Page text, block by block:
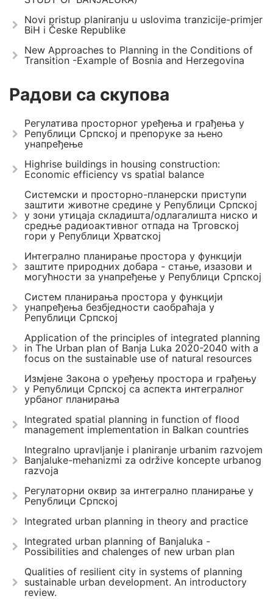
Novi pristup planiranju u uslovima tranzicije-primjer
BiH i Česke Republike
New Approaches to Planning in the Conditions of
Transition -Example of Bosnia and Herzegovina
Радови са скупова
Регулатива просторног уређења и грађења у
Републици Српској и препоруке за њено
унапређење
Highrise buildings in housing construction:
Economic efficiency vs spatial balance
Системски и просторно-планерски приступи
заштити животне средине у Републици Српској
у зони утицаја складишта/одлагалишта ниско и
средње радиоактивног отпада на Трговској
гори у Републици Хрватској
Интегрално планирање простора у функцији
заштите природних добара - стање, изазови и
могућности за унапређење у Републици Српској
Систем планирања простора у функцији
унапређења безбједности саобраћаја у
Републици Српској
Application of the principles of integrated planning
in The Urban plan of Banja Luka 2020-2040 with a
focus on the sustainable use of natural resources
Измјене Закона о уређењу простора и грађењу
у Републици Српској са аспекта интегралног
урбаног планирања
Integrated spatial planning in function of flood
management implementation in Balkan countries
Integralno upravljanje i planiranje urbanim razvojem
Banjaluke-mehanizmi za održive koncepte urbanog
razvoja
Регулаторни оквир за интегрално планирање у
Републици Српској
Integrated urban planning in theory and practice
Integrated urban planning of Banjaluka -
Possibilities and chalenges of new urban plan
Qualities of resilient city in systems of planning
sustainable urban development. An introductory
review.